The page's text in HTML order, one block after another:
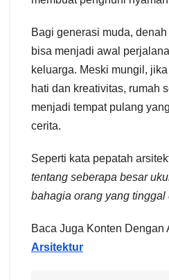
Bagi generasi muda,
bisa menjadi awal
keluarga. Meski mungil,
hati dan kreativitas, rumah
menjadi tempat pulang
cerita.
Seperti kata pepatah
tentang seberapa besar
bahagia orang yang tinggal
Baca Juga Konten Dengan
Arsitektur